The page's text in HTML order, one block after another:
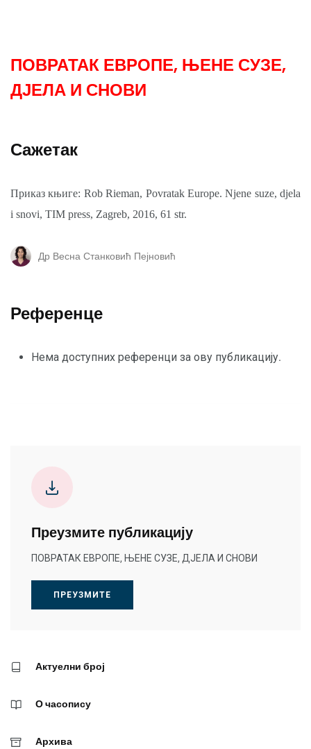
ПОВРАТАК ЕВРОПЕ, ЊЕНЕ СУЗЕ,
ДЈЕЛА И СНОВИ
Сажетак
Приказ књиге: Rob Rieman, Povratak Europe. Njene suze, djela
i snovi, TIM press, Zagreb, 2016, 61 str.
Др Весна Станковић Пејновић
Референце
Нема доступних референци за ову публикацију.
Преузмите публикацију
ПОВРАТАК ЕВРОПЕ, ЊЕНЕ СУЗЕ, ДЈЕЛА И СНОВИ
ПРЕУЗМИТЕ
Актуелни број
О часопису
Архива